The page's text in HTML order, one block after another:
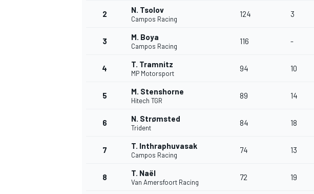
2 N. Tsolov
Campos Racing
124 3
3 M. Boya
Campos Racing
116 -
4 T. Tramnitz
MP Motorsport
94 10
5 M. Stenshorne
Hitech TGR
89 14
6 N. Strømsted
Trident
84 18
7 T. Inthraphuvasak
Campos Racing
74 13
8 T. Naël
Van Amersfoort Racing
72 19